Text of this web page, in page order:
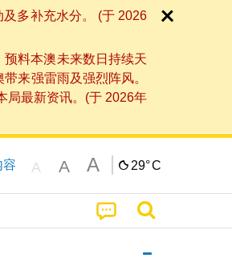
多补充水分。 (于 2026
料本澳未来数日持续天
来强雷雨及强烈阵风。
局最新资讯。(于 2026年
容 A A A 29°C